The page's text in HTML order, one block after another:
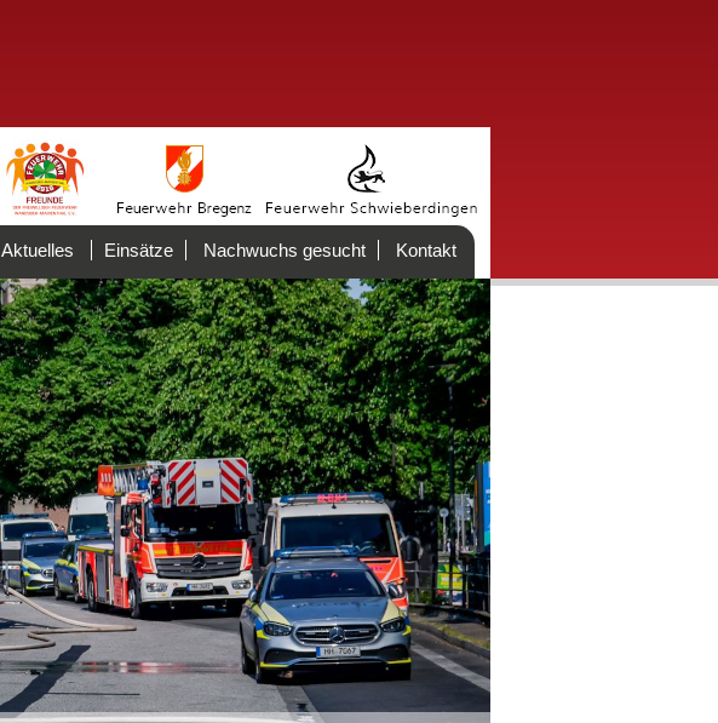
Aktuelles Einsätze Nachwuchs gesucht Kontakt